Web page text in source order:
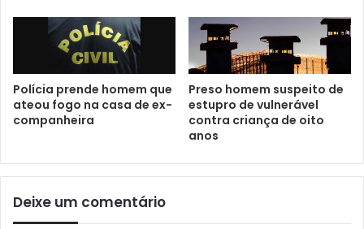
Polícia prende homem que
ateou fogo na casa de ex-
companheira
Preso homem suspeito de
estupro de vulnerável
contra criança de oito
anos
Deixe um comentário